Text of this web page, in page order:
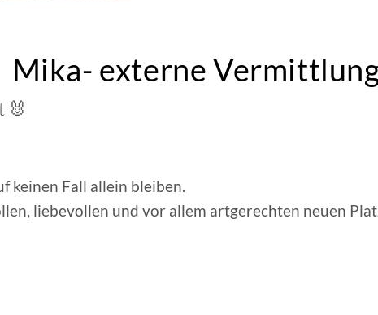
Mika- externe
🐰
keinen Fall allein bleiben.
liebevollen und vor allem artgerechten neuen